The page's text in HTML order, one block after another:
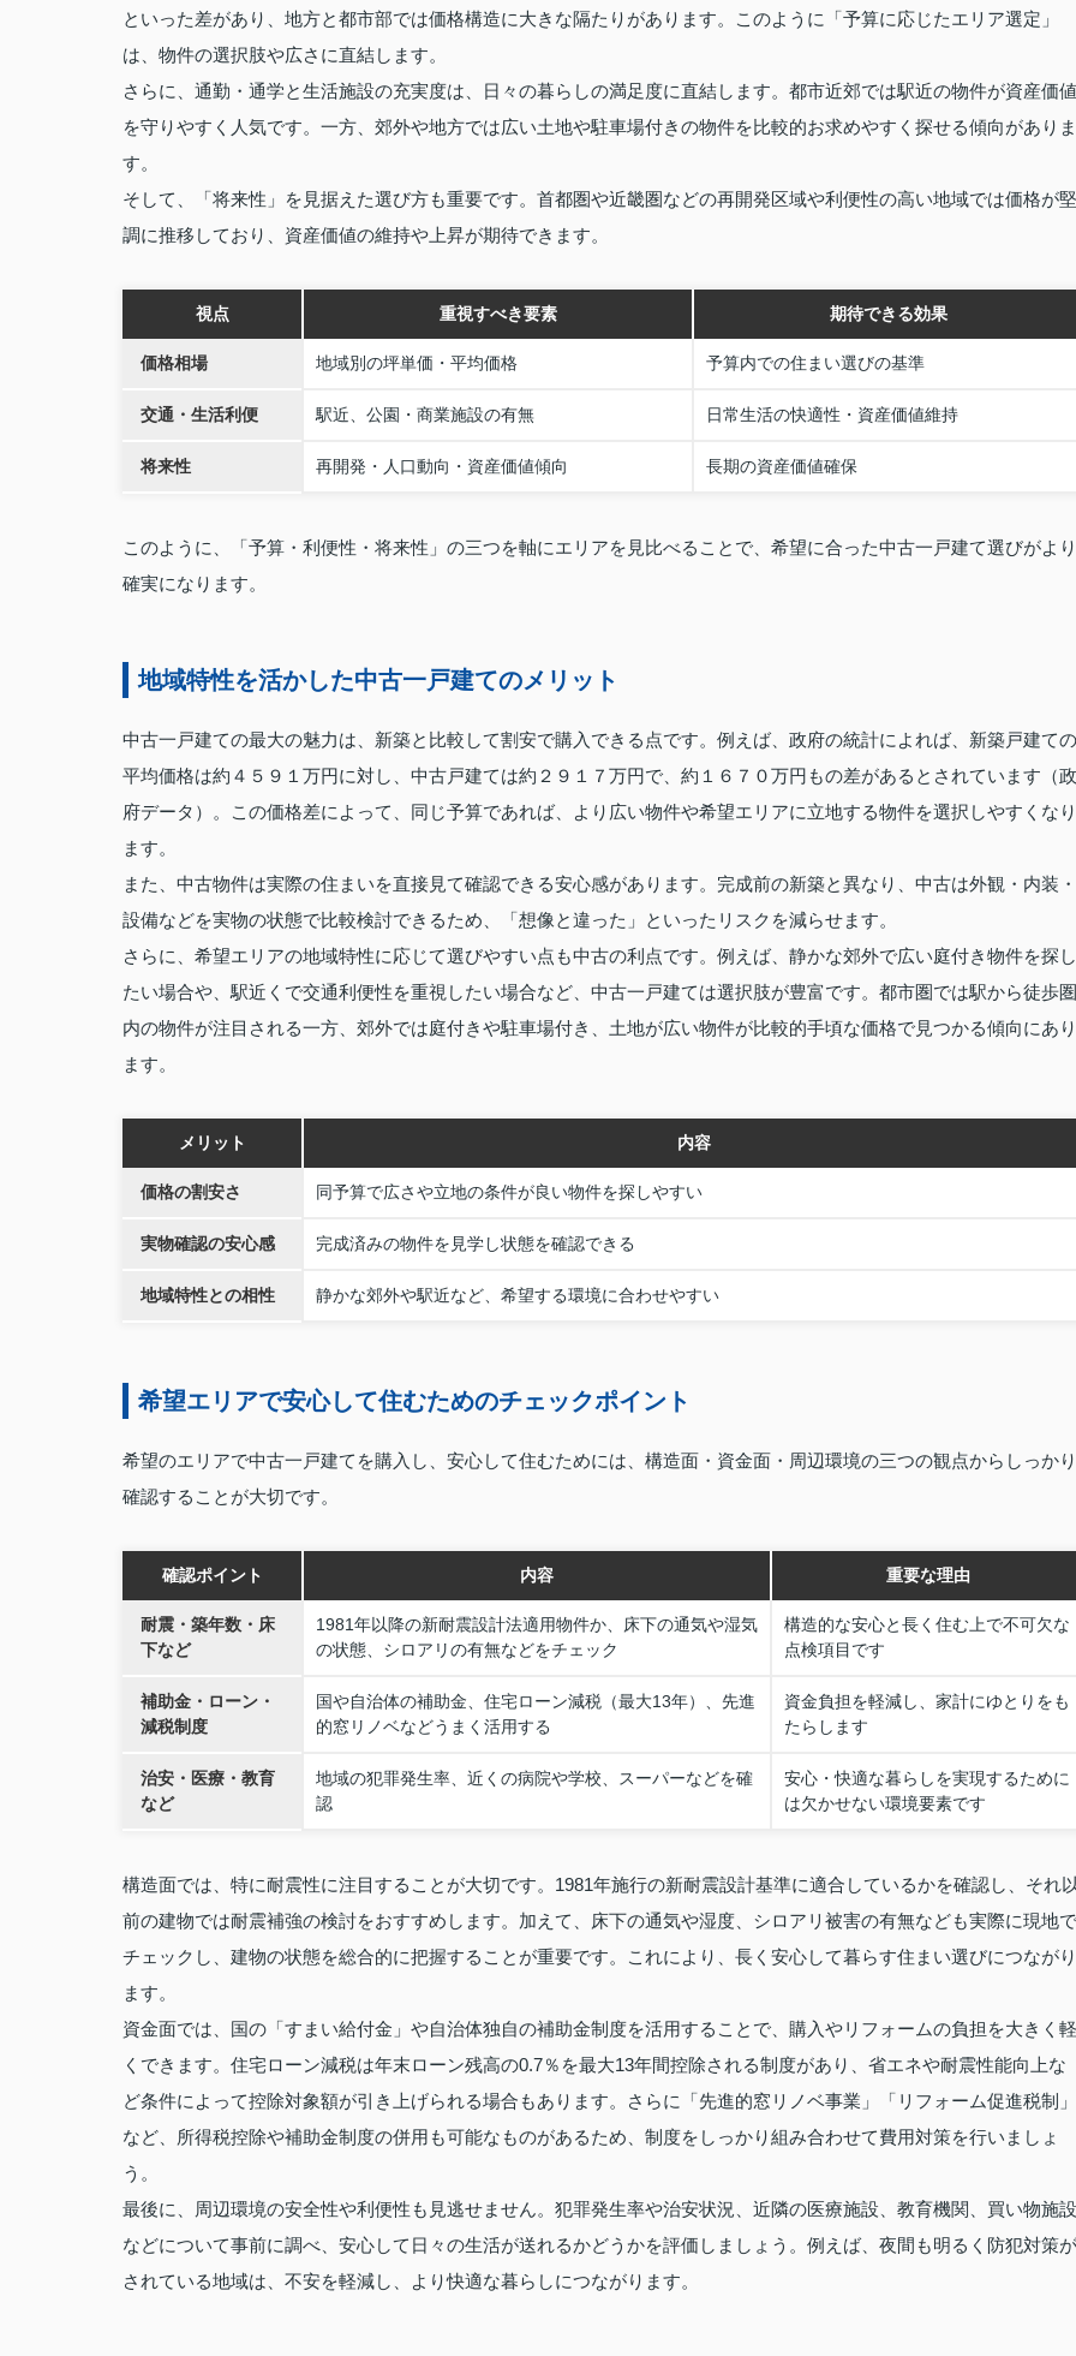
といった差があり、地方と都市部では価格構造に大きな隔たりがあります。このように「予算に応じたエリア選定」
は、物件の選択肢や広さに直結します。
さらに、通勤・通学と生活施設の充実度は、日々の暮らしの満足度に直結します。都市近郊では駅近の物件が資産価値
を守りやすく人気です。一方、郊外や地方では広い土地や駐車場付きの物件を比較的お求めやすく探せる傾向がありま
す。
そして、「将来性」を見据えた選び方も重要です。首都圏や近畿圏などの再開発区域や利便性の高い地域では価格が堅
調に推移しており、資産価値の維持や上昇が期待できます。
視点 重視すべき要素 期待できる効果
価格相場 地域別の坪単価・平均価格 予算内での住まい選びの基準
交通・生活利便 駅近、公園・商業施設の有無 日常生活の快適性・資産価値維持
将来性 再開発・人口動向・資産価値傾向 長期の資産価値確保
このように、「予算・利便性・将来性」の三つを軸にエリアを見比べることで、希望に合った中古一戸建て選びがより
確実になります。
地域特性を活かした中古一戸建てのメリット
中古一戸建ての最大の魅力は、新築と比較して割安で購入できる点です。例えば、政府の統計によれば、新築戸建ての
平均価格は約４５９１万円に対し、中古戸建ては約２９１７万円で、約１６７０万円もの差があるとされています（政
府データ）。この価格差によって、同じ予算であれば、より広い物件や希望エリアに立地する物件を選択しやすくなり
ます。
また、中古物件は実際の住まいを直接見て確認できる安心感があります。完成前の新築と異なり、中古は外観・内装・
設備などを実物の状態で比較検討できるため、「想像と違った」といったリスクを減らせます。
さらに、希望エリアの地域特性に応じて選びやすい点も中古の利点です。例えば、静かな郊外で広い庭付き物件を探し
たい場合や、駅近くで交通利便性を重視したい場合など、中古一戸建ては選択肢が豊富です。都市圏では駅から徒歩圏
内の物件が注目される一方、郊外では庭付きや駐車場付き、土地が広い物件が比較的手頃な価格で見つかる傾向にあり
ます。
メリット 内容
価格の割安さ 同予算で広さや立地の条件が良い物件を探しやすい
実物確認の安心感 完成済みの物件を見学し状態を確認できる
地域特性との相性 静かな郊外や駅近など、希望する環境に合わせやすい
希望エリアで安心して住むためのチェックポイント
希望のエリアで中古一戸建てを購入し、安心して住むためには、構造面・資金面・周辺環境の三つの観点からしっかり
確認することが大切です。
確認ポイント 内容 重要な理由
耐震・築年数・床
下など
1981年以降の新耐震設計法適用物件か、床下の通気や湿気
の状態、シロアリの有無などをチェック
構造的な安心と長く住む上で不可欠な
点検項目です
補助金・ローン・
減税制度
国や自治体の補助金、住宅ローン減税（最大13年）、先進
的窓リノベなどうまく活用する
資金負担を軽減し、家計にゆとりをも
たらします
治安・医療・教育
など
地域の犯罪発生率、近くの病院や学校、スーパーなどを確
認
安心・快適な暮らしを実現するために
は欠かせない環境要素です
構造面では、特に耐震性に注目することが大切です。1981年施行の新耐震設計基準に適合しているかを確認し、それ
前の建物では耐震補強の検討をおすすめします。加えて、床下の通気や湿度、シロアリ被害の有無なども実際に現地で
チェックし、建物の状態を総合的に把握することが重要です。これにより、長く安心して暮らす住まい選びにつながり
ます。
資金面では、国の「すまい給付金」や自治体独自の補助金制度を活用することで、購入やリフォームの負担を大きく軽
くできます。住宅ローン減税は年末ローン残高の0.7％を最大13年間控除される制度があり、省エネや耐震性能向上な
ど条件によって控除対象額が引き上げられる場合もあります。さらに「先進的窓リノベ事業」「リフォーム促進税制」
など、所得税控除や補助金制度の併用も可能なものがあるため、制度をしっかり組み合わせて費用対策を行いましょ
う。
最後に、周辺環境の安全性や利便性も見逃せません。犯罪発生率や治安状況、近隣の医療施設、教育機関、買い物施設
などについて事前に調べ、安心して日々の生活が送れるかどうかを評価しましょう。例えば、夜間も明るく防犯対策が
されている地域は、不安を軽減し、より快適な暮らしにつながります。